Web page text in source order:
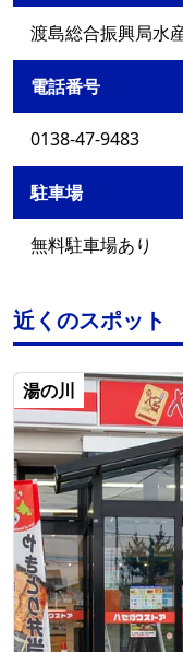
渡島総合振興局水
電話番号
0138-47-9483
駐車場
無料駐車場あり
近くのスポット
湯の川